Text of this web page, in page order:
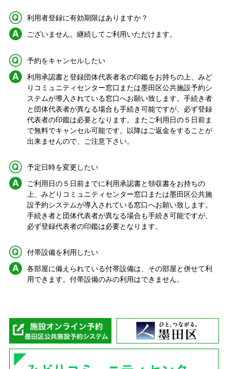
Q.利用者登録に有効期限はありますか？
A. ございません。継続してご利用いただけます。
Q.予約をキャンセルしたい
A.利用承認書と登録団体代表者名の印鑑をお持ちの上、みど
りコミュニティセンター窓口または墨田区公共施設予約シ
ステムが導入されている窓口へお願い致します。手続き者
と団体代表者が異なる場合も手続き可能ですが、必ず登録
代表者の印鑑は必要となります。またご利用日の５日前ま
で無料でキャンセル可能です。以降はご返金をすることが
出来ませんので、ご注意下さい。
Q.予定日時を変更したい
A. ご利用日の５日前までに利用承認書と領収書をお持ちの
上、みどりコミュニティセンター窓口または墨田区公共施
設予約システムが導入されている窓口へお願い致します。
手続き者と団体代表者が異なる場合も手続き可能ですが、
必ず登録代表者の印鑑は必要となります。
Q.付帯設備を利用したい
A.各部屋に備えられている付帯設備は、その部屋と併せて利
用できます。付帯設備のみの利用はできません。